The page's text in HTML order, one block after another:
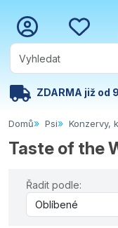
ZDARMA již od
Domů Psi Konzervy,
Taste of the
Řadit podle: